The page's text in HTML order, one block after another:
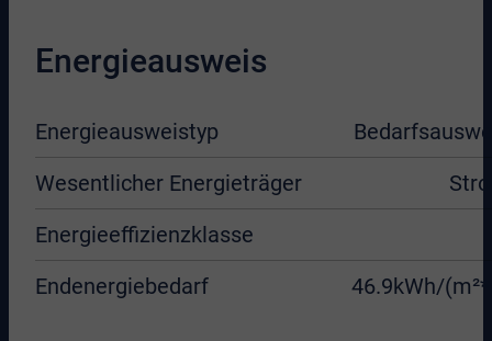
Energieausweis
Energieausweistyp
Wesentlicher Energieträger
Energieeffizienzklasse
Endenergiebedarf
46.9kWh/